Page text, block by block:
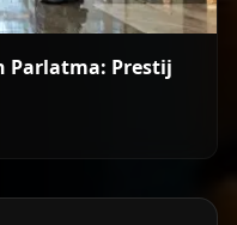
Parlatma: Prestij